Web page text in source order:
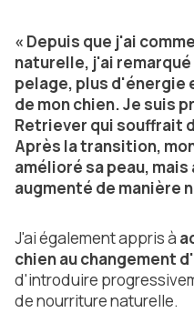
« Depuis que j'ai
naturelle, j'ai
pelage, plus d'énergie
de mon chien. Je suis
Retriever qui souffrait
Après la transition,
amélioré sa peau,
augmenté de manière
J'ai également appris à
chien au changement
d'introduire
de nourriture naturelle.